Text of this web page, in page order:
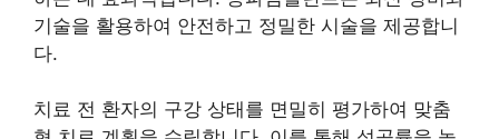
기술을 활용하여 안전하고 정밀한 시술을 제공합니
다.
치료 전 환자의 구강 상태를 면밀히 평가하여 맞춤